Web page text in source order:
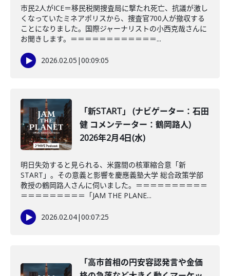
市民2人がICE＝移民税関捜査局に撃たれ死亡、抗議が激し
くなっていたミネアポリスから、捜査官700人が撤収する
ことになりました。国際ジャーナリストの小西克哉さんに
お聞きします。＝＝＝＝＝＝＝＝＝＝＝＝...
2026.02.05 |00:09:05
「新START」 (ナビゲーター：石田
健 コメンテーター：鶴岡路人)
2026年2月4日(水)
明日失効すると見られる、米露間の核軍縮合意「新
START」。その意義と影響を慶應義塾大学 総合政策学部
教授の鶴岡路人さんに伺いました。＝＝＝＝＝＝＝＝＝＝
＝＝＝＝＝＝＝＝＝「JAM THE PLANE...
2026.02.04|00:07:25
「高市首相の円安容認発言や金価